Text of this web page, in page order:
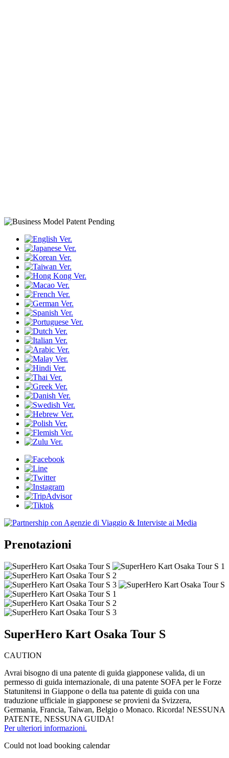
Prenotazioni
SuperHero Kart Osaka Tour S
CAUTION
Avrai bisogno di una patente di guida giapponese valida, di un
permesso di guida internazionale, di una patente SOFA per le Forze
Statunitensi in Giappone o della tua patente di guida con una
traduzione ufficiale in giapponese se provieni da Svizzera,
Germania, Francia, Taiwan, Belgio o Monaco. Ricorda! NESSUNA
PATENTE, NESSUNA GUIDA!
Per ulteriori informazioni.
Could not load booking calendar